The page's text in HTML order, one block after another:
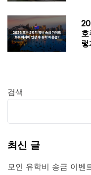
검색
최신 글
모인 유학비 송금 이벤